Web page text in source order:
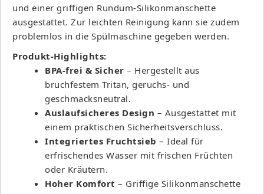
und einer griffigen Rundum-Silikonmanschette
ausgestattet. Zur leichten Reinigung kann sie zudem
problemlos in die Spülmaschine gegeben werden.
Produkt-Highlights:
BPA-frei & Sicher – Hergestellt aus
bruchfestem Tritan, geruchs- und
geschmacksneutral.
Auslaufsicheres Design – Ausgestattet mit
einem praktischen Sicherheitsverschluss.
Integriertes Fruchtsieb – Ideal für
erfrischendes Wasser mit frischen Früchten
oder Kräutern.
Hoher Komfort – Griffige Silikonmanschette